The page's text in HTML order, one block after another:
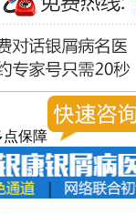
点保障